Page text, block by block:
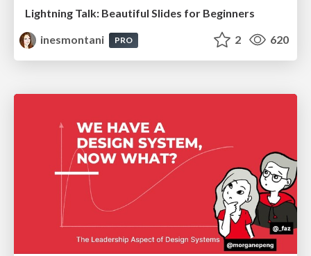
Lightning Talk: Beautiful Slides for Beginners
inesmontani
PRO 2 620